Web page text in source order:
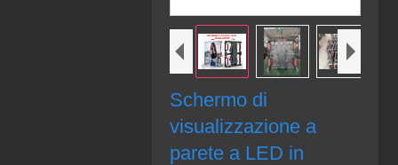
Schermo di
visualizzazione a
parete a LED in